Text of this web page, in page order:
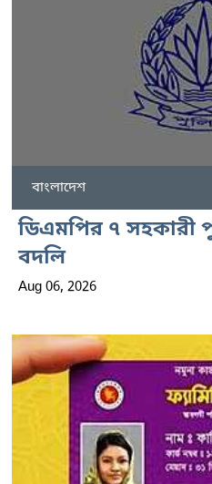
বাংলাদেশ
ডিএমপির ৭ সহকারী
বদলি
Aug 06, 2026